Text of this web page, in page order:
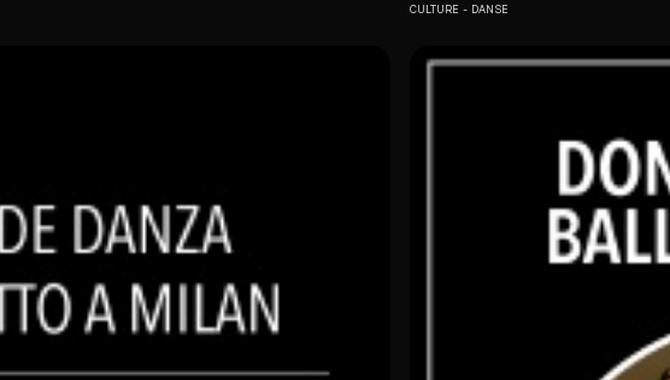
CULTURE DANSE